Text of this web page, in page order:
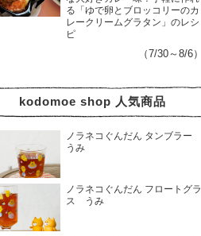
る「ゆで卵とブロッコリーのカ
レークリームグラタン」のレシ
ピ
（7/30～8/6）
kodomoe shop 人気商品
ノラネコぐんだん タンブラー
うみ
ノラネコぐんだん フロートグラ
ス うみ